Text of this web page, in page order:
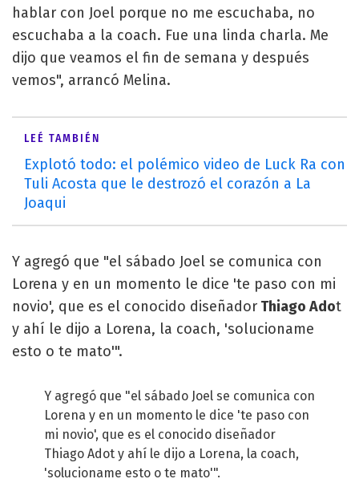
hablar con Joel porque no me escuchaba, no
escuchaba a la coach. Fue una linda charla. Me
dijo que veamos el fin de semana y después
vemos", arrancó Melina.
LEÉ TAMBIÉN
Explotó todo: el polémico video de Luck Ra con
Tuli Acosta que le destrozó el corazón a La
Joaqui
Y agregó que "el sábado Joel se comunica con
Lorena y en un momento le dice 'te paso con mi
novio', que es el conocido diseñador Thiago Adot
y ahí le dijo a Lorena, la coach, 'solucioname
esto o te mato'".
Y agregó que "el sábado Joel se comunica con
Lorena y en un momento le dice 'te paso con
mi novio', que es el conocido diseñador
Thiago Adot y ahí le dijo a Lorena, la coach,
'solucioname esto o te mato'".